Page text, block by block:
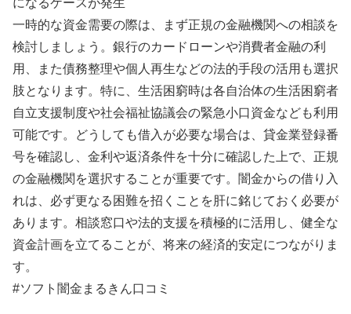
一時的な資金需要の際は、まず正規の金融機関への相談を
検討しましょう。銀行のカードローンや消費者金融の利
用、また債務整理や個人再生などの法的手段の活用も選択
肢となります。特に、生活困窮時は各自治体の生活困窮者
自立支援制度や社会福祉協議会の緊急小口資金なども利用
可能です。どうしても借入が必要な場合は、貸金業登録番
号を確認し、金利や返済条件を十分に確認した上で、正規
の金融機関を選択することが重要です。闇金からの借り入
れは、必ず更なる困難を招くことを肝に銘じておく必要が
あります。相談窓口や法的支援を積極的に活用し、健全な
資金計画を立てることが、将来の経済的安定につながりま
す。
#ソフト闇金まるきん口コミ